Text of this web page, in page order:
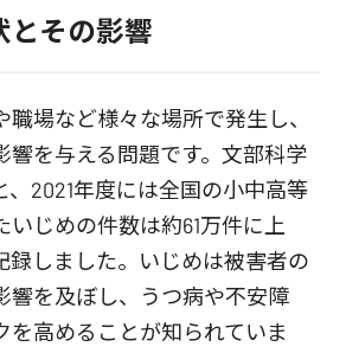
とその影響
職場など様々な場所で発生し、
響を与える問題です。文部科学
、2021年度には全国の小中高等
いじめの件数は約61万件に上
録しました。いじめは被害者の
響を及ぼし、うつ病や不安障
を高めることが知られていま